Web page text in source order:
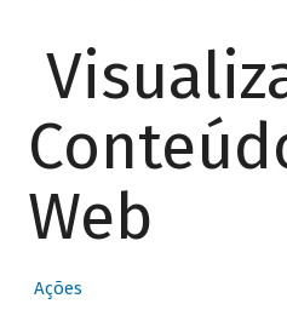
Web
Ações